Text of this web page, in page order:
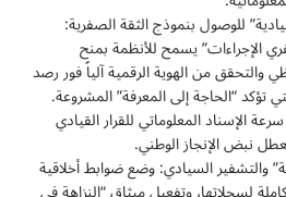
للوصول بنموذج الثقة الصفرية:
الإجراءات” يسمح للأنظمة بمنح
والتحقق من الهوية الرقمية آلياً فور رصد
تؤكد “الحاجة إلى المعرفة” المشروعة.
الإسناد المعلوماتي للقرار القيادي
نبض الإنجاز الوطني.
والتشفير السيادي: وضع ضوابط أخلاقية